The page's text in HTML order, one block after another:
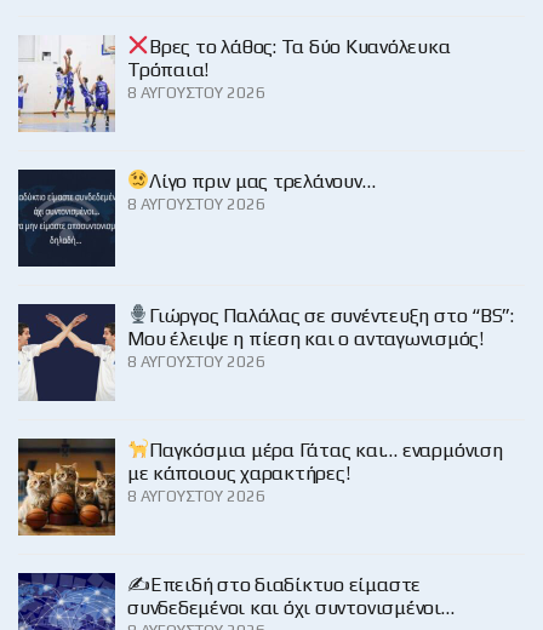
Βρες το λάθος: Τα δύο Κυανόλευκα
Τρόπαια!
8 ΑΥΓΟΎΣΤΟΥ 2026
Λίγο πριν μας τρελάνουν…
8 ΑΥΓΟΎΣΤΟΥ 2026
Γιώργος Παλάλας σε συνέντευξη στο “BS”:
Μου έλειψε η πίεση και ο ανταγωνισμός!
8 ΑΥΓΟΎΣΤΟΥ 2026
Παγκόσμια μέρα Γάτας και… εναρμόνιση
με κάποιους χαρακτήρες!
8 ΑΥΓΟΎΣΤΟΥ 2026
✍️Επειδή στο διαδίκτυο είμαστε
συνδεδεμένοι και όχι συντονισμένοι…